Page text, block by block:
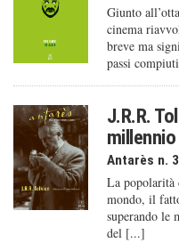
Giunto
cinema
breve ma
passi
J.R.R.
millennio
Antarès n.
La popolarità
mondo, il
superando le
del [...]